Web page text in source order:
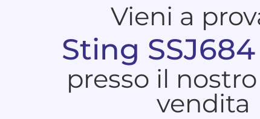
Vieni a
Sting
presso il
vendita